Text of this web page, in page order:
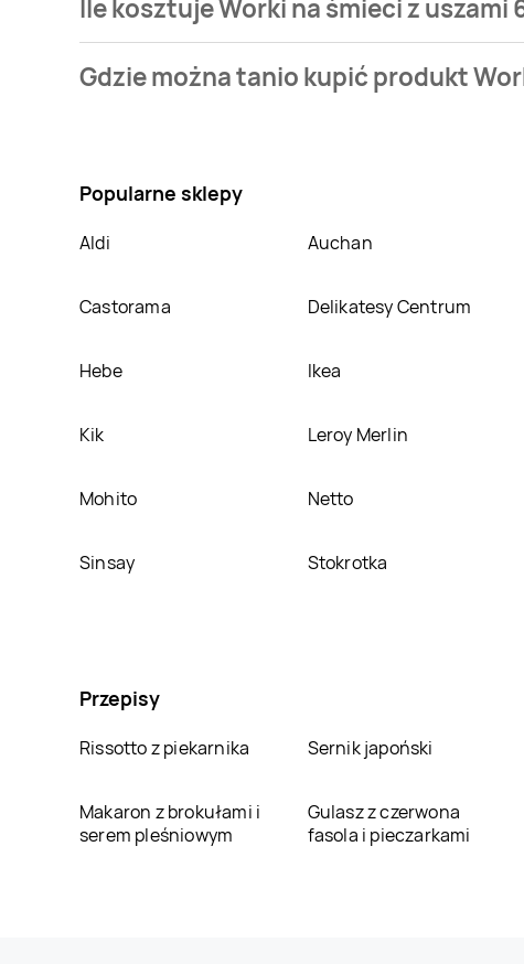
Ile kosztuje Worki na śmieci z uszami
jaką mamy w naszej bazie jest z sieci Dealz. Worki na
Gdzie można tanio kupić produkt
Popularne sklepy
Aldi Auchan
Castorama Delikatesy Centrum
Hebe Ikea
Kik Leroy Merlin
Mohito Netto
Sinsay Stokrotka
Przepisy
Rissotto z piekarnika Sernik japoński
Makaron z brokułami i
serem pleśniowym
Gulasz z czerwona
fasola i pieczarkami